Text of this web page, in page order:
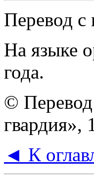
Перевод
На языке
года.
© Перевод
гвардия»,
◄ К